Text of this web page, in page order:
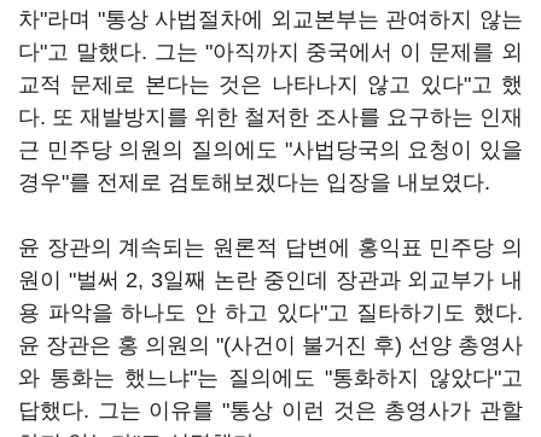
차"라며 "통상 사법절차에 외교본부는 관여하지 않는
다"고 말했다. 그는 "아직까지 중국에서 이 문제를 외
교적 문제로 본다는 것은 나타나지 않고 있다"고 했
다. 또 재발방지를 위한 철저한 조사를 요구하는 인재
근 민주당 의원의 질의에도 "사법당국의 요청이 있을
경우"를 전제로 검토해보겠다는 입장을 내보였다.
윤 장관의 계속되는 원론적 답변에 홍익표 민주당 의
원이 "벌써 2, 3일째 논란 중인데 장관과 외교부가 내
용 파악을 하나도 안 하고 있다"고 질타하기도 했다.
윤 장관은 홍 의원의 "(사건이 불거진 후) 선양 총영사
와 통화는 했느냐"는 질의에도 "통화하지 않았다"고
답했다. 그는 이유를 "통상 이런 것은 총영사가 관할